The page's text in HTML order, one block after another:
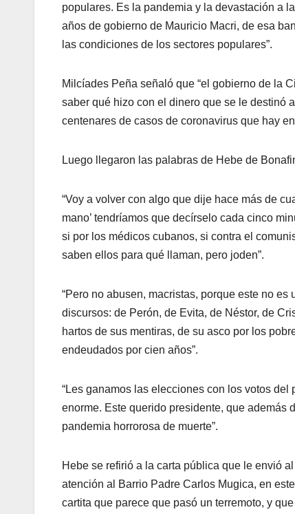
populares. Es la pandemia y la devastación a
años de gobierno de Mauricio Macri, de esa
las condiciones de los sectores populares”.
Milcíades Peña señaló que “el gobierno de la
saber qué hizo con el dinero que se le destinó
centenares de casos de coronavirus que hay
Luego llegaron las palabras de Hebe de
“Voy a volver con algo que dije hace más de
mano’ tendríamos que decírselo cada cinco
si por los médicos cubanos, si contra el
saben ellos para qué llaman, pero joden”.
“Pero no abusen, macristas, porque este no
discursos: de Perón, de Evita, de Néstor, de
hartos de sus mentiras, de su asco por los
endeudados por cien años”.
“Les ganamos las elecciones con los votos
enorme. Este querido presidente, que además
pandemia horrorosa de muerte”.
Hebe se refirió a la carta pública que le envió
atención al Barrio Padre Carlos Mugica, en
cartita que parece que pasó un terremoto, y